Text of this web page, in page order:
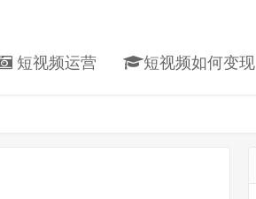
短视频运营 短视频如何变现